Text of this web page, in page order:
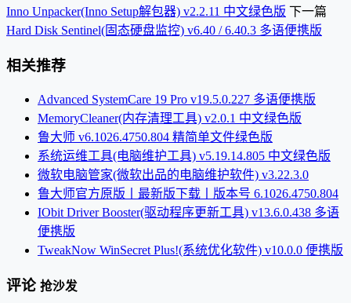
Inno Unpacker(Inno Setup解包器) v2.2.11 中文绿色版 下一篇
Hard Disk Sentinel(固态硬盘监控) v6.40 / 6.40.3 多语便携版
相关推荐
Advanced SystemCare 19 Pro v19.5.0.227 多语便携版
MemoryCleaner(内存清理工具) v2.0.1 中文绿色版
鲁大师 v6.1026.4750.804 精简单文件绿色版
系统运维工具(电脑维护工具) v5.19.14.805 中文绿色版
微软电脑管家(微软出品的电脑维护软件) v3.22.3.0
鲁大师官方原版丨最新版下载丨版本号 6.1026.4750.804
IObit Driver Booster(驱动程序更新工具) v13.6.0.438 多语
便携版
TweakNow WinSecret Plus!(系统优化软件) v10.0.0 便携版
评论 抢沙发